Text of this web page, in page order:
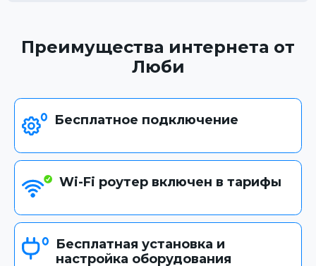
Преимущества интернета от
Люби
Бесплатное подключение
Wi-Fi роутер включен в тарифы
Бесплатная установка и
настройка оборудования